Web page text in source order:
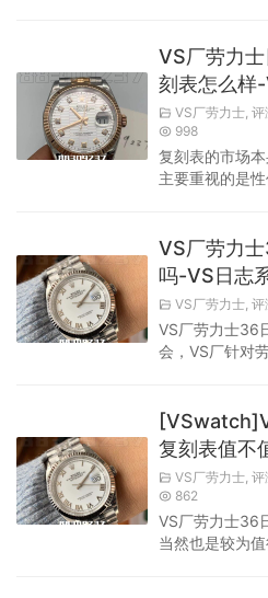
不可能的。各
日志系列一向是
士的热销冠军，
者。再加上其
可能性远低于
志系列在复刻
VS厂劳力
刻表怎么样
VS厂劳力士, 评
998
复刻表的市场
主要重视的是
刻表。最初，
表爱好者对名表
很到位，因此吸
友。复刻表作
的朋友可以以
式。在这里，
VS厂劳力
吗-VS日志
VS厂劳力士, 评
VS厂劳力士36
会，VS厂针对
一点，早就被
外观只要不是
没什么区别！
士复刻高端市
满足日常的使
让其与原装呈
复刻表值不
VS厂劳力士, 评
862
VS厂劳力士36
当然也是较为